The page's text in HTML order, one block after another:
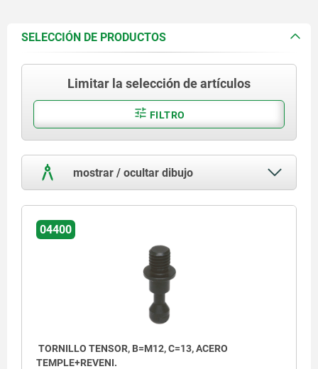
SELECCIÓN DE PRODUCTOS
Limitar la selección de artículos
FILTRO
mostrar / ocultar dibujo
04400
TORNILLO TENSOR, B=M12, C=13, ACERO
TEMPLE+REVENI.